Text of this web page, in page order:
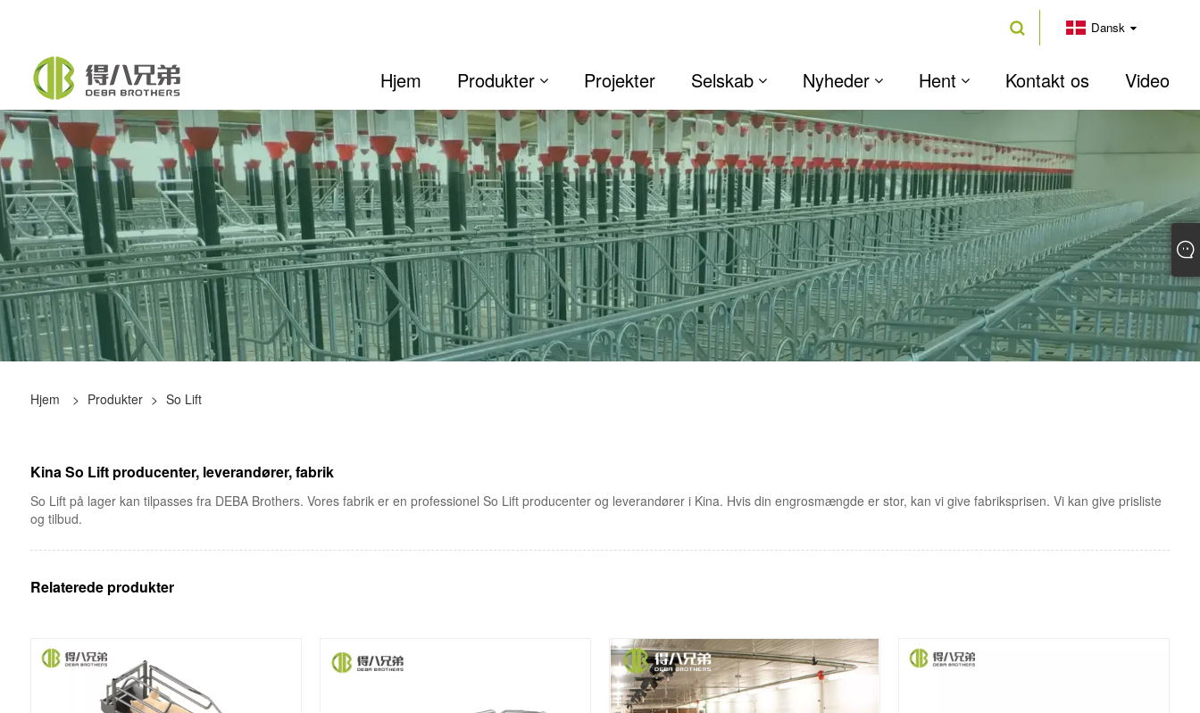
Dansk
Hjem Produkter Projekter Selskab Nyheder Hent Kontakt os Video
Hjem > Produkter > So Lift
Kina So Lift producenter, leverandører, fabrik
So Lift på lager kan tilpasses fra DEBA Brothers. Vores fabrik er en professionel So Lift producenter og leverandører i Kina. Hvis din engrosmængde er stor, kan vi give fabriksprisen. Vi kan give prisliste
og tilbud.
Relaterede produkter